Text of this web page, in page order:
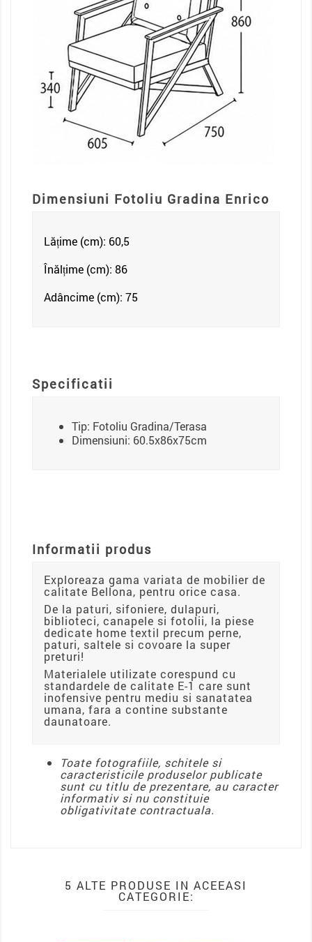
Dimensiuni Fotoliu Gradina Enrico
Lățime (cm): 60,5
Înălțime (cm): 86
Adâncime (cm): 75
Specificatii
Tip: Fotoliu Gradina/Terasa
Dimensiuni: 60.5x86x75cm
Informatii produs
Exploreaza gama variata de mobilier de
calitate Bellona, pentru orice casa.
De la paturi, sifoniere, dulapuri,
biblioteci, canapele si fotolii, la piese
dedicate home textil precum perne,
paturi, saltele si covoare la super
preturi!
Materialele utilizate corespund cu
standardele de calitate E-1 care sunt
inofensive pentru mediu si sanatatea
umana, fara a contine substante
daunatoare.
Toate fotografiile, schitele si
caracteristicile produselor publicate
sunt cu titlu de prezentare, au caracter
informativ si nu constituie
obligativitate contractuala.
5 ALTE PRODUSE IN ACEEASI
CATEGORIE: